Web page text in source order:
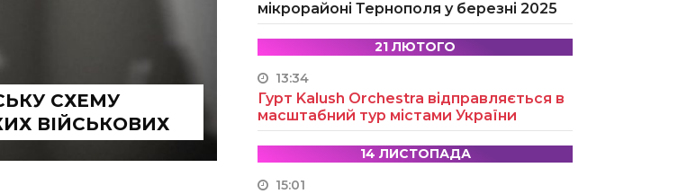
СХЕМУ
ВІЙСЬКОВИХ
мікрорайоні Тернополя у березні 2025
21 ЛЮТОГО
13:34
Гурт Kalush Orchestra відправляється в
масштабний тур містами України
14 ЛИСТОПАДА
15:01